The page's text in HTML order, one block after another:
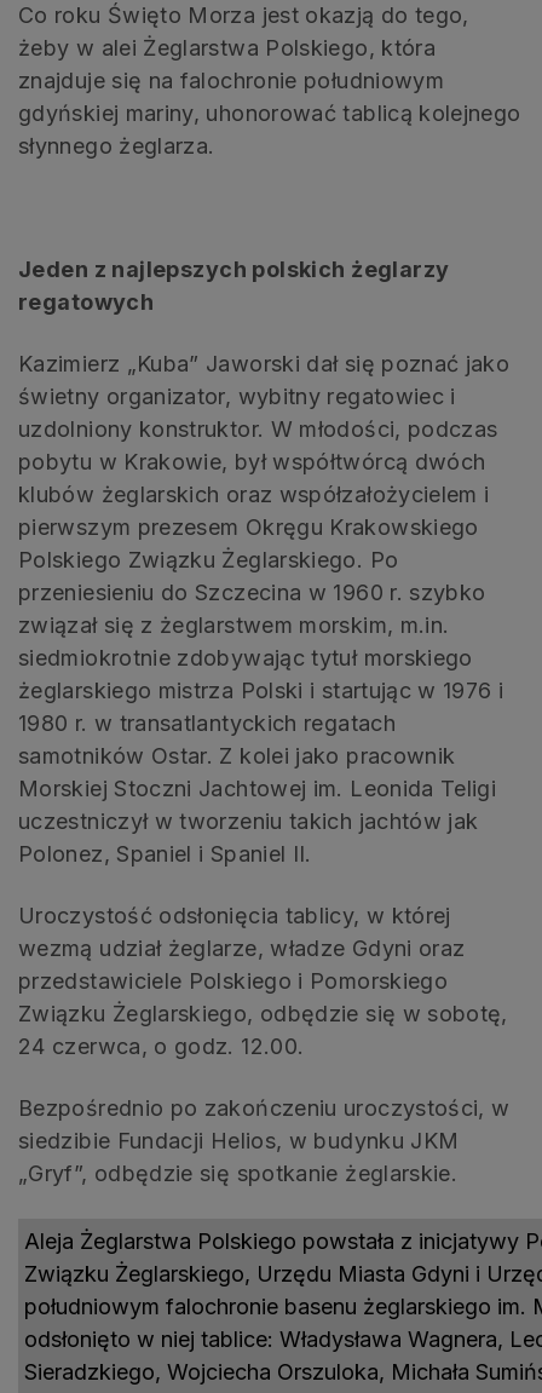
Co roku Święto Morza jest okazją do tego,
żeby w alei Żeglarstwa Polskiego, która
znajduje się na falochronie południowym
gdyńskiej mariny, uhonorować tablicą kolejnego
słynnego żeglarza.
Jeden z najlepszych polskich żeglarzy
regatowych
Kazimierz „Kuba” Jaworski dał się poznać jako
świetny organizator, wybitny regatowiec i
uzdolniony konstruktor. W młodości, podczas
pobytu w Krakowie, był współtwórcą dwóch
klubów żeglarskich oraz współzałożycielem i
pierwszym prezesem Okręgu Krakowskiego
Polskiego Związku Żeglarskiego. Po
przeniesieniu do Szczecina w 1960 r. szybko
związał się z żeglarstwem morskim, m.in.
siedmiokrotnie zdobywając tytuł morskiego
żeglarskiego mistrza Polski i startując w 1976 i
1980 r. w transatlantyckich regatach
samotników Ostar. Z kolei jako pracownik
Morskiej Stoczni Jachtowej im. Leonida Teligi
uczestniczył w tworzeniu takich jachtów jak
Polonez, Spaniel i Spaniel II.
Uroczystość odsłonięcia tablicy, w której
wezmą udział żeglarze, władze Gdyni oraz
przedstawiciele Polskiego i Pomorskiego
Związku Żeglarskiego, odbędzie się w sobotę,
24 czerwca, o godz. 12.00.
Bezpośrednio po zakończeniu uroczystości, w
siedzibie Fundacji Helios, w budynku JKM
„Gryf”, odbędzie się spotkanie żeglarskie.
Aleja Żeglarstwa Polskiego powstała z inicjatywy
Związku Żeglarskiego, Urzędu Miasta Gdyni i
południowym falochronie basenu żeglarskiego im.
odsłonięto w niej tablice: Władysława Wagnera,
Sieradzkiego, Wojciecha Orszuloka, Michała